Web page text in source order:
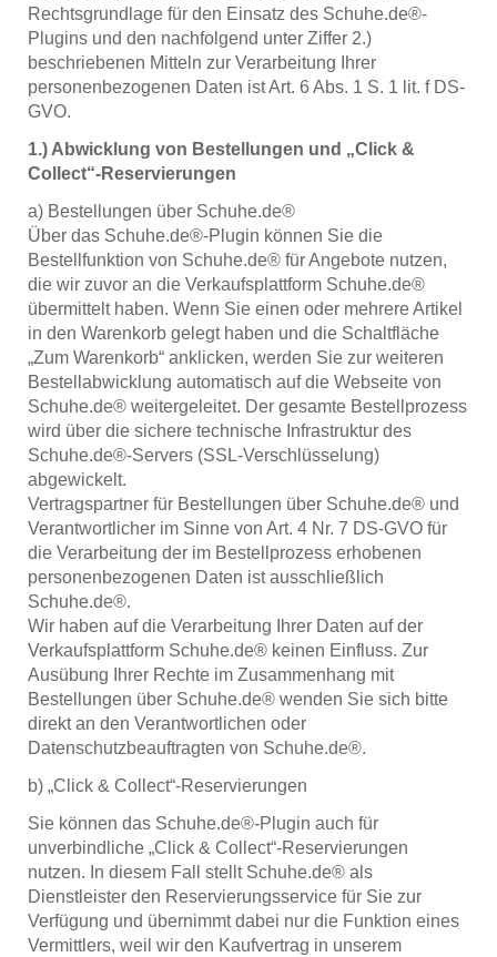
Rechtsgrundlage für den Einsatz des Schuhe.de®-
Plugins und den nachfolgend unter Ziffer 2.)
beschriebenen Mitteln zur Verarbeitung Ihrer
personenbezogenen Daten ist Art. 6 Abs. 1 S. 1 lit. f DS-
GVO.
1.) Abwicklung von Bestellungen und „Click &
Collect“-Reservierungen
a) Bestellungen über Schuhe.de®
Über das Schuhe.de®-Plugin können Sie die
Bestellfunktion von Schuhe.de® für Angebote nutzen,
die wir zuvor an die Verkaufsplattform Schuhe.de®
übermittelt haben. Wenn Sie einen oder mehrere Artikel
in den Warenkorb gelegt haben und die Schaltfläche
„Zum Warenkorb“ anklicken, werden Sie zur weiteren
Bestellabwicklung automatisch auf die Webseite von
Schuhe.de® weitergeleitet. Der gesamte Bestellprozess
wird über die sichere technische Infrastruktur des
Schuhe.de®-Servers (SSL-Verschlüsselung)
abgewickelt.
Vertragspartner für Bestellungen über Schuhe.de® und
Verantwortlicher im Sinne von Art. 4 Nr. 7 DS-GVO für
die Verarbeitung der im Bestellprozess erhobenen
personenbezogenen Daten ist ausschließlich
Schuhe.de®.
Wir haben auf die Verarbeitung Ihrer Daten auf der
Verkaufsplattform Schuhe.de® keinen Einfluss. Zur
Ausübung Ihrer Rechte im Zusammenhang mit
Bestellungen über Schuhe.de® wenden Sie sich bitte
direkt an den Verantwortlichen oder
Datenschutzbeauftragten von Schuhe.de®.
b) „Click & Collect“-Reservierungen
Sie können das Schuhe.de®-Plugin auch für
unverbindliche „Click & Collect“-Reservierungen
nutzen. In diesem Fall stellt Schuhe.de® als
Dienstleister den Reservierungsservice für Sie zur
Verfügung und übernimmt dabei nur die Funktion eines
Vermittlers, weil wir den Kaufvertrag in unserem